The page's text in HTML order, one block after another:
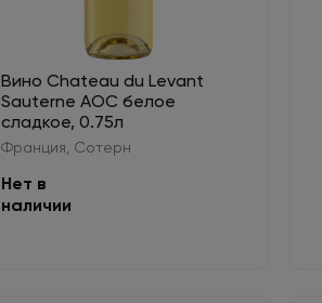
Вино Chateau du Levant
Sauterne AOC белое
сладкое, 0.75л
Франция, Сотерн
Нет в
наличии